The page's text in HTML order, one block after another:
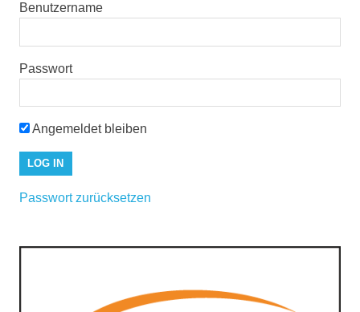
Benutzername
Passwort
Angemeldet bleiben
Passwort zurücksetzen